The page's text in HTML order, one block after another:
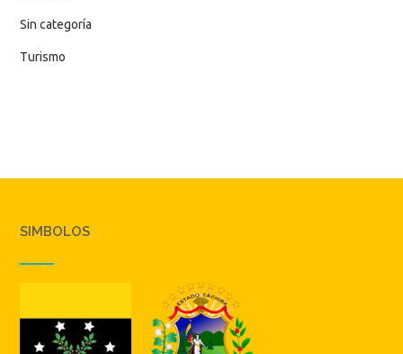
Sin categoría
Turismo
SIMBOLOS